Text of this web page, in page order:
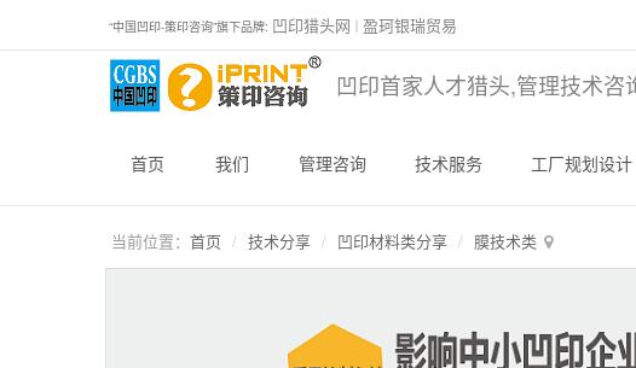
“中国凹印-策印咨询”旗下品牌: 凹印猎头网 盈珂银瑞贸易
凹印首家人才猎头,管理技术
首页 我们 管理咨询 技术服务 工厂规划设计
当前位置： 首页 技术分享 凹印材料类分享 膜技术类